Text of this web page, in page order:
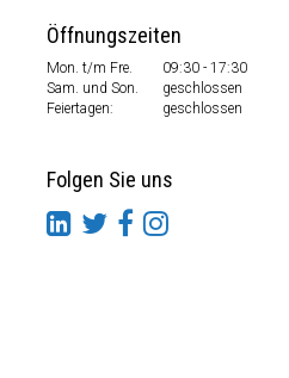
Öffnungszeiten
Mon. t/m Fre.
09:30 - 17:30
Sam. und Son.
geschlossen
Feiertagen:
geschlossen
Folgen Sie uns